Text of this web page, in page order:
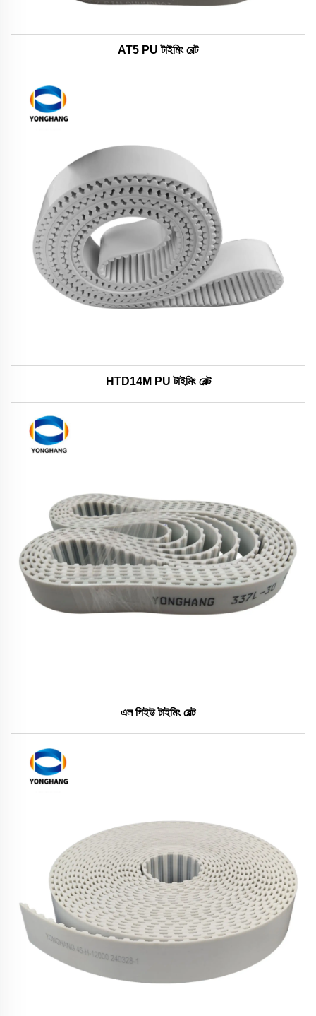
AT5 PU টাইমিং বেল্ট
HTD14M PU টাইমিং বেল্ট
এল পিইউ টাইমিং বেল্ট